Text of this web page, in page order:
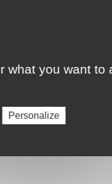
DEJOUR
ROYAUME UNI
what you want to
Personalize